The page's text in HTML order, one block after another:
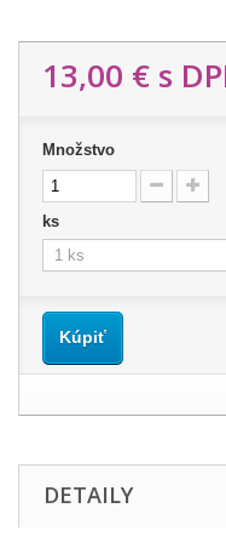
13,00 € s
Množstvo
ks
Kúpiť
DETAILY